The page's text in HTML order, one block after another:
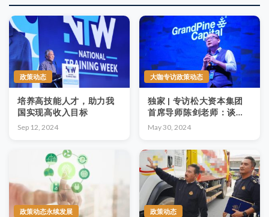
政策动态
培养高技能人才，助力我
国实现高收入目标
Sep 12, 2024
大咖专访政策动态
独家 | 专访松大资本集团
首席导师陈剑老师：谈
ESG & SDGS、企业文
May 30, 2024
政策动态永续发展 政策动态